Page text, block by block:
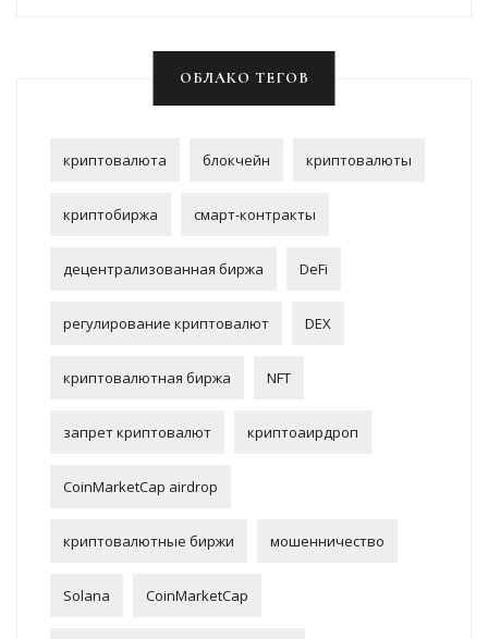
ОБЛАКО ТЕГОВ
криптовалюта блокчейн криптовалюты
криптобиржа смарт-контракты
децентрализованная биржа DeFi
регулирование криптовалют DEX
криптовалютная биржа NFT
запрет криптовалют криптоаирдроп
CoinMarketCap airdrop
криптовалютные биржи мошенничество
Solana CoinMarketCap